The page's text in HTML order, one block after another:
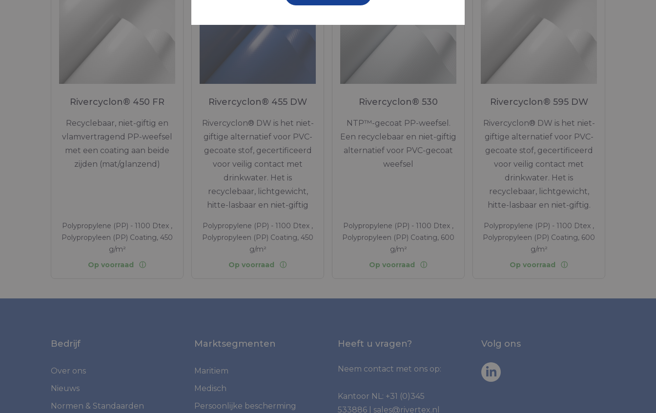
Rivercyclon® 450 FR
Recyclebaar, niet-giftig en
vlamvertragend PP-weefsel
met een coating aan beide
zijden (mat/glanzend)
Polypropylene (PP) - 1100 Dtex ,
Polypropyleen (PP) Coating, 450
g/m²
Op voorraad
Rivercyclon® 455 DW
Rivercyclon® DW is het niet-
giftige alternatief voor PVC-
gecoate stof, gecertificeerd
voor veilig contact met
drinkwater. Het is
recyclebaar, lichtgewicht,
hitte-lasbaar en niet-giftig
Polypropylene (PP) - 1100 Dtex ,
Polypropyleen (PP) Coating, 450
g/m²
Op voorraad
Rivercyclon® 530
NTP™-gecoat PP-weefsel.
Een recyclebaar en niet-giftig
alternatief voor PVC-gecoat
weefsel
Polypropylene (PP) - 1100 Dtex ,
Polypropyleen (PP) Coating, 600
g/m²
Op voorraad
Rivercyclon® 595 DW
Rivercyclon® DW is het niet-
giftige alternatief voor PVC-
gecoate stof, gecertificeerd
voor veilig contact met
drinkwater. Het is
recyclebaar, lichtgewicht,
hitte-lasbaar en niet-giftig.
Polypropylene (PP) - 1100 Dtex ,
Polypropyleen (PP) Coating, 600
g/m²
Op voorraad
Bedrijf
Over ons
Nieuws
Normen & Standaarden
Marktsegmenten
Maritiem
Medisch
Persoonlijke bescherming
Heeft u vragen?
Neem contact met ons op:
Kantoor NL: +31 (0)345
533886
sales@rivertex.nl
Volg ons